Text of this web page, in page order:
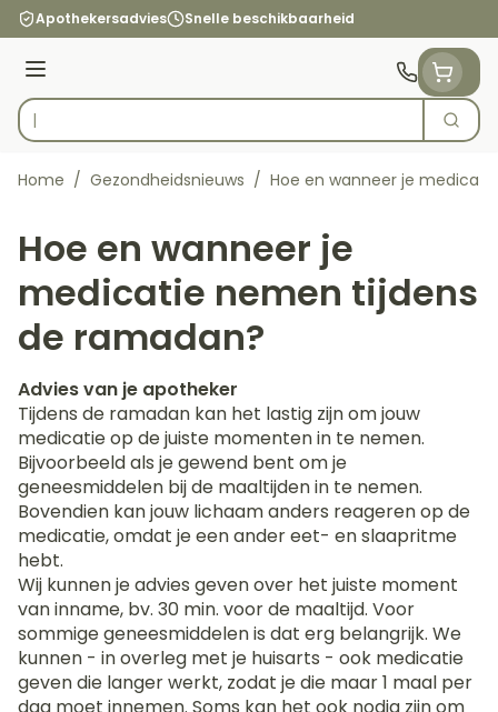
Ga naar de inhoud
Apothekersadvies Snelle beschikbaarheid
Menu
Product, merk, categorie...
Zoek
Home / Gezondheidsnieuws / Hoe en wanneer je
Hoe en wanneer je
medicatie nemen tijdens
de ramadan?
Advies van je apotheker
Tijdens de ramadan kan het lastig zijn om jouw
medicatie op de juiste momenten in te nemen.
Bijvoorbeeld als je gewend bent om je
geneesmiddelen bij de maaltijden in te nemen.
Bovendien kan jouw lichaam anders reageren op de
medicatie, omdat je een ander eet- en slaapritme
hebt.
Wij kunnen je advies geven over het juiste moment
van inname, bv. 30 min. voor de maaltijd. Voor
sommige geneesmiddelen is dat erg belangrijk. We
kunnen - in overleg met je huisarts - ook medicatie
geven die langer werkt, zodat je die maar 1 maal per